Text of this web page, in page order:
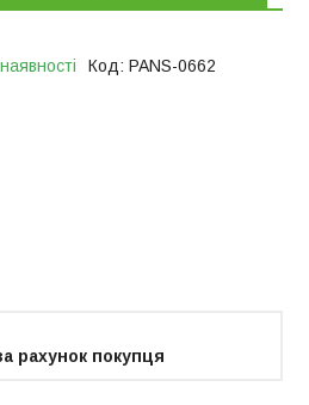
Код: PANS-0662
рахунок покупця